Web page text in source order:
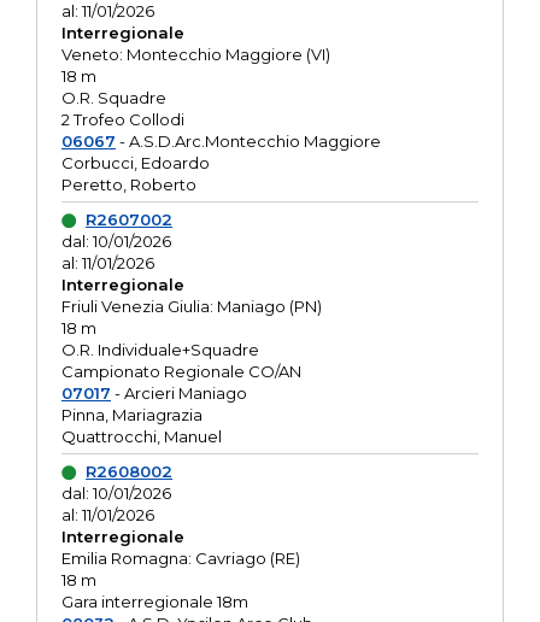
al: 11/01/2026
Interregionale
Veneto: Montecchio Maggiore (VI)
18 m
O.R. Squadre
2 Trofeo Collodi
06067 - A.S.D.Arc.Montecchio Maggiore
Corbucci, Edoardo
Peretto, Roberto
R2607002
dal: 10/01/2026
al: 11/01/2026
Interregionale
Friuli Venezia Giulia: Maniago (PN)
18 m
O.R. Individuale+Squadre
Campionato Regionale CO/AN
07017 - Arcieri Maniago
Pinna, Mariagrazia
Quattrocchi, Manuel
R2608002
dal: 10/01/2026
al: 11/01/2026
Interregionale
Emilia Romagna: Cavriago (RE)
18 m
Gara interregionale 18m